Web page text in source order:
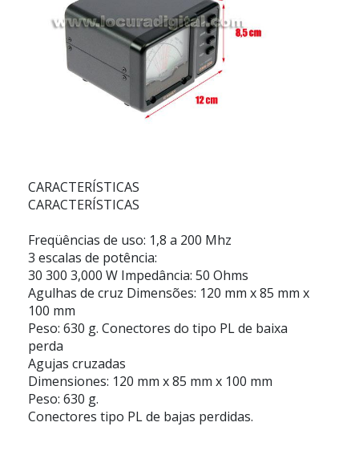
CARACTERÍSTICAS
CARACTERÍSTICAS
Freqüências de uso: 1,8 a 200 Mhz
3 escalas de potência:
30 300 3,000 W Impedância: 50 Ohms
Agulhas de cruz Dimensões: 120 mm x 85 mm x
100 mm
Peso: 630 g. Conectores do tipo PL de baixa
perda
Agujas cruzadas
Dimensiones: 120 mm x 85 mm x 100 mm
Peso: 630 g.
Conectores tipo PL de bajas perdidas.